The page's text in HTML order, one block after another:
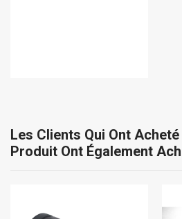
Les Clients Qui Ont Acheté
Produit Ont Également